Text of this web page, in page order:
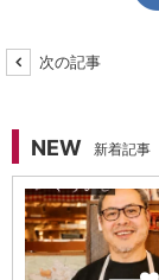
次の記事
NEW 新着記事